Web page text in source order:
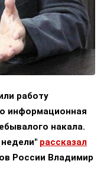
работу
информационная
накала.
рассказал
России Владимир